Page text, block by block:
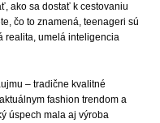
ako sa dostať k cestovaniu
čo to znamená, teenageri sú
realita, umelá inteligencia
– tradične kvalitné
fashion trendom a
úspech mala aj výroba